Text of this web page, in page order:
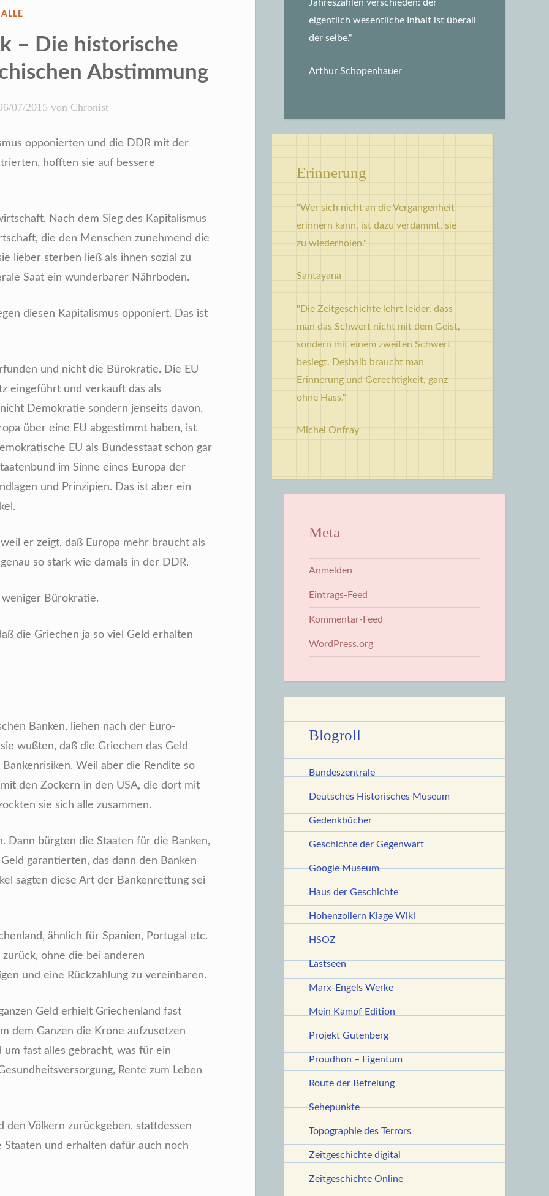
VERÖFFENTLICHT
ALLE
– Die historische
Abstimmung
07/2015 von Chronist
opponierten und die DDR mit der
hofften sie auf bessere
Nach dem Sieg des Kapitalismus
die den Menschen zunehmend die
lieber sterben ließ als ihnen sozial zu
Saat ein wunderbarer Nährboden.
diesen Kapitalismus opponiert. Das ist
und nicht die Bürokratie. Die EU
eingeführt und verkauft das als
Demokratie sondern jenseits davon.
über eine EU abgestimmt haben, ist
EU als Bundesstaat schon gar
im Sinne eines Europa der
und Prinzipien. Das ist aber ein
er zeigt, daß Europa mehr braucht als
so stark wie damals in der DDR.
Bürokratie.
die Griechen ja so viel Geld erhalten
Banken, liehen nach der Euro-
wußten, daß die Griechen das Geld
Weil aber die Rendite so
den Zockern in den USA, die dort mit
sie sich alle zusammen.
Dann bürgten die Staaten für die Banken,
garantierten, das dann den Banken
sagten diese Art der Bankenrettung sei
ähnlich für Spanien, Portugal etc.
ohne die bei anderen
und eine Rückzahlung zu vereinbaren.
Geld erhielt Griechenland fast
dem Ganzen die Krone aufzusetzen
fast alles gebracht, was für ein
Rente zum Leben
den Völkern zurückgeben, stattdessen
und erhalten dafür auch noch
Jahreszahlen verschieden: der
eigentlich wesentliche Inhalt ist überall
der selbe.“
Arthur Schopenhauer
Erinnerung
"Wer sich nicht an die Vergangenheit
erinnern kann, ist dazu verdammt, sie
zu wiederholen."
Santayana
"Die Zeitgeschichte lehrt leider, dass
man das Schwert nicht mit dem Geist,
sondern mit einem zweiten Schwert
besiegt. Deshalb braucht man
Erinnerung und Gerechtigkeit, ganz
ohne Hass."
Michel Onfray
Meta
Anmelden
Eintrags-Feed
Kommentar-Feed
WordPress.org
Blogroll
Bundeszentrale
Deutsches Historisches Museum
Gedenkbücher
Geschichte der Gegenwart
Google Museum
Haus der Geschichte
Hohenzollern Klage Wiki
HSOZ
Lastseen
Marx-Engels Werke
Mein Kampf Edition
Projekt Gutenberg
Proudhon – Eigentum
Route der Befreiung
Sehepunkte
Topographie des Terrors
Zeitgeschichte digital
Zeitgeschichte Online